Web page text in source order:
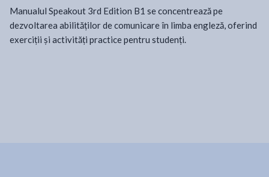
Manualul Speakout 3rd Edition B1 se concentrează pe
dezvoltarea abilităților de comunicare în limba engleză, oferind
exerciții și activități practice pentru studenți.